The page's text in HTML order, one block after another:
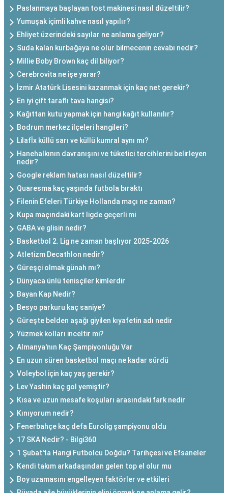
Paslanmaya başlayan tost makinesi nasıl düzeltilir?
Yumuşak içimli kahve nasıl yapılır?
Ehliyet üzerindeki sayılar ne anlama geliyor?
Suda kalan kurbağaya ne olur bilmecenin cevabı nedir?
Millie Boby Brown kaç dil biliyor?
Cerebrovita ne işe yarar?
İzmir Atatürk Lisesini kazanmak için kaç net gerekir?
En iyi çift taraflı tava hangisi?
Kağıttan kutu yapmak için hangi kağıt kullanılır?
Bodrum merkez ilçeleri hangileri?
Lilafİx küllü sarı ve küllü kumral aynı mı?
Hanehalkının davranışını ve tüketici tercihlerini belirleyen
nedir?
Google reklam hatası nasıl düzeltilir?
Quaresma kaç yaşında futbola bıraktı
Filenin Efeleri Türkiye Hollanda maçı ne zaman?
Kupa maçındaki kart ligde geçerli mi
GABA ve glisin nedir?
Basketbol 2. Lig ne zaman başlıyor 2025-2026
Atletizm Decathlon nedir?
Güreşçi olmak günah mı?
Dünyaca ünlü tenisçiler kimlerdir
Bayan Kap Nedir?
Besyo parkuru kaç saniye?
Güreşte belden aşağı giyilen kıyafetin adı nedir
Yüzmek kolları inceltir mi?
Almanya'nın Kaç Şampiyonluğu Var
En uzun süren basketbol maçı ne kadar sürdü
Voleybol için kaç yaş gerekir?
Lev Yashin kaç gol yemiştir?
Kısa ve uzun mesafe koşuları arasındaki fark nedir
Kınıyorum nedir?
Fenerbahçe kaç defa Eurolig şampiyonu oldu
17 SKA Nedir? - Bilgi360
1 Şubat'ta Hangi Futbolcu Doğdu? Tarihçesi ve Efsaneler
Kendi takım arkadaşından gelen top el olur mu
Boy uzamasını engelleyen faktörler ve etkileri